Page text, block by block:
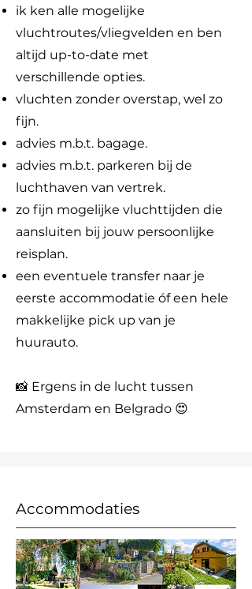
ik ken alle mogelijke
vluchtroutes/vliegvelden en ben
altijd up-to-date met
verschillende opties.
vluchten zonder overstap, wel zo
fijn.
advies m.b.t. bagage.
advies m.b.t. parkeren bij de
luchthaven van vertrek.
zo fijn mogelijke vluchttijden die
aansluiten bij jouw persoonlijke
reisplan.
een eventuele transfer naar je
eerste accommodatie óf een hele
makkelijke pick up van je
huurauto.
📸 Ergens in de lucht tussen
Amsterdam en Belgrado 😍
Accommodaties